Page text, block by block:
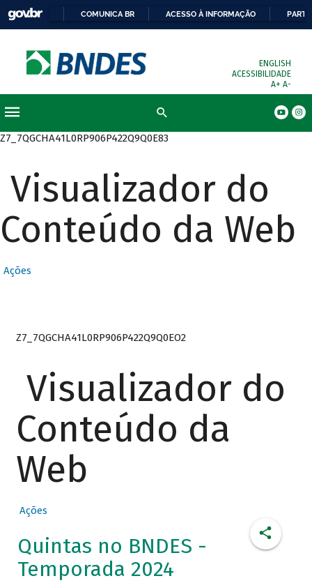
COMUNICA BR ACESSO À INFORMAÇÃO
ENGLISH
ACESSIBILIDADE
A+ A-
Z7_7QGCHA41L0RP906P422Q9Q0E83
Visualizador do
Conteúdo da Web
Ações
Z7_7QGCHA41L0RP906P422Q9Q0EO2
Visualizador do
Conteúdo da
Web
Ações
Quintas no BNDES -
Temporada 2024